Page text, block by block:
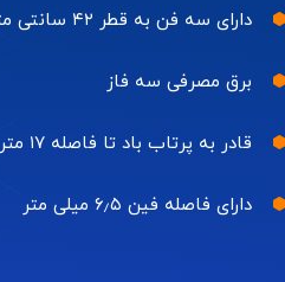
دارای سه فن به قطر ۴۲ سانتی متر
برق مصرفی سه فاز
قادر به پرتاب باد تا فاصله ۱۷ متر
دارای فاصله فین ۶٫۵ میلی متر